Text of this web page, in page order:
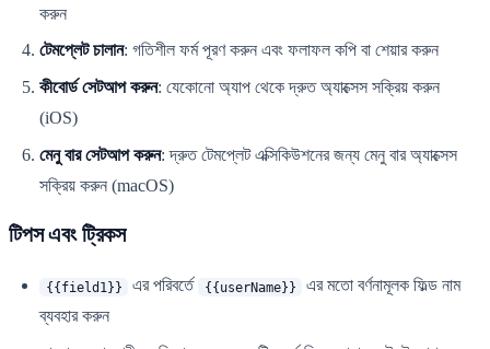
করুন
টেমপ্লেট চালান: গতিশীল ফর্ম পূরণ করুন এবং ফলাফল কপি বা শেয়ার করুন
কীবোর্ড সেটআপ করুন: যেকোনো অ্যাপ থেকে দ্রুত অ্যাক্সেস সক্রিয় করুন
(iOS)
মেনু বার সেটআপ করুন: দ্রুত টেমপ্লেট এক্সিকিউশনের জন্য মেনু বার অ্যাক্সেস
সক্রিয় করুন (macOS)
টিপস এবং ট্রিকস
{{field1}} এর পরিবর্তে {{userName}}
এর মতো বর্ণনামূলক ফিল্ড নাম
ব্যবহার করুন